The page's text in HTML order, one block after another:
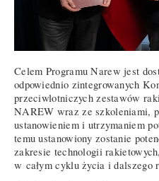
Celem Programu Narew jest
odpowiednio zintegrowanych
przeciwlotniczych zestawów
NAREW wraz ze szkoleniami,
ustanowieniem i utrzymaniem
temu ustanowiony zostanie
zakresie technologii
w całym cyklu życia i dalszego